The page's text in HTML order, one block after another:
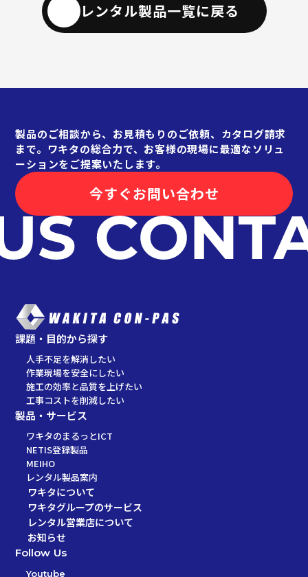
レンタル製品一覧に戻る
製品のご相談から、お見積もりのご依頼、カタログ請求
まで。ワキタの総合力で、お客様の現場に最適なソリュ
ーションをご提案いたします。
今すぐお問い合わせ
課題・目的から探す
人手不足を解消したい
作業現場を安全にしたい
施工の効率と品質を上げたい
工事コストを削減したい
製品・サービス
ワキタのまるっとICT
NETIS登録製品
MEIHO
レンタル製品案内
ワキタについて
ワキタグループのサービス
レンタル営業店について
お知らせ
Follow Us
Youtube